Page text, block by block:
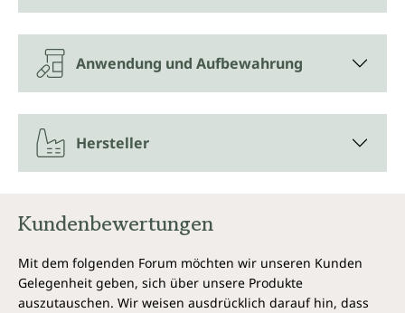
Anwendung und Aufbewahrung
Hersteller
Kundenbewertungen
Mit dem folgenden Forum möchten wir unseren Kunden
Gelegenheit geben, sich über unsere Produkte
auszutauschen. Wir weisen ausdrücklich darauf hin, dass